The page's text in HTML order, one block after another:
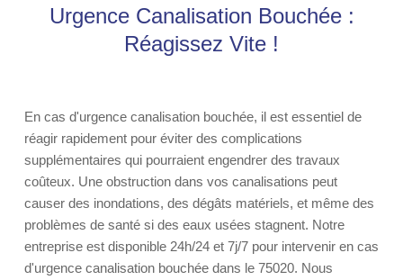
Urgence Canalisation Bouchée :
Réagissez Vite !
En cas d'urgence canalisation bouchée, il est essentiel de
réagir rapidement pour éviter des complications
supplémentaires qui pourraient engendrer des travaux
coûteux. Une obstruction dans vos canalisations peut
causer des inondations, des dégâts matériels, et même des
problèmes de santé si des eaux usées stagnent. Notre
entreprise est disponible 24h/24 et 7j/7 pour intervenir en cas
d'urgence canalisation bouchée dans le 75020. Nous